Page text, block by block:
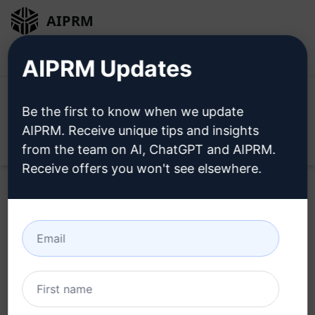
AIPRM
Tente este
Claude Prompt
agora
AIPRM Updates
Be the first to know when we update
AIPRM. Receive unique tips and insights
from the team on AI, ChatGPT and AIPRM.
Receive offers you won't see elsewhere.